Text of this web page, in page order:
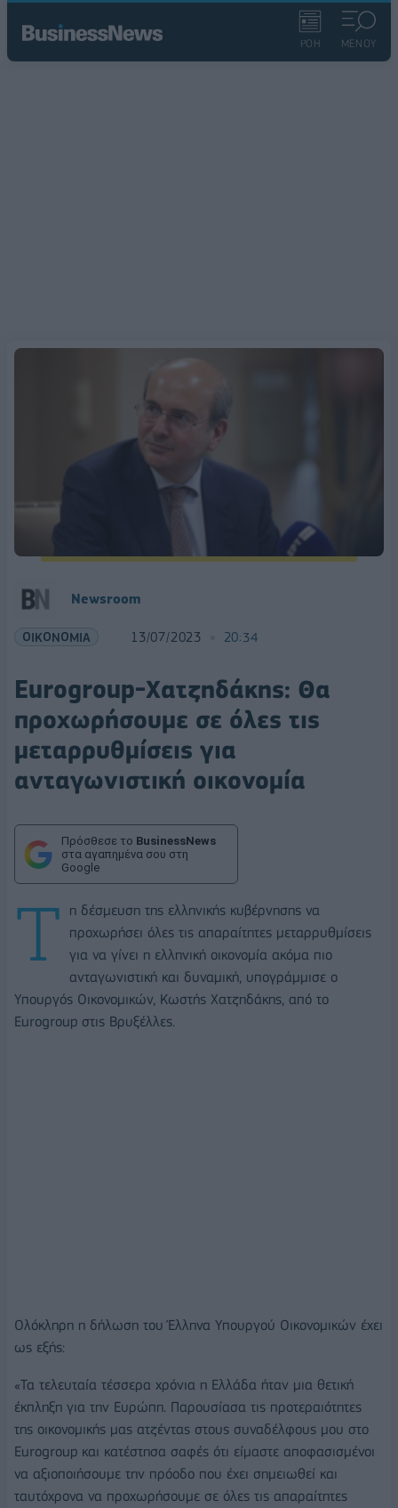
ΡΟΗ ΜΕΝΟΥ
Newsroom
ΟΙΚΟΝΟΜΙΑ 13/07/2023 20:34
Eurogroup-Χατζηδάκης: Θα
προχωρήσουμε σε όλες τις
μεταρρυθμίσεις για
ανταγωνιστική οικονομία
Πρόσθεσε το BusinessNews
στα αγαπημένα σου στη
Google
Τ
η δέσμευση της ελληνικής κυβέρνησης να
προχωρήσει όλες τις απαραίτητες μεταρρυθμίσεις
για να γίνει η ελληνική οικονομία ακόμα πιο
ανταγωνιστική και δυναμική, υπογράμμισε ο
Υπουργός Οικονομικών, Κωστής Χατζηδάκης, από το
Eurogroup στις Βρυξέλλες.
Ολόκληρη η δήλωση του Έλληνα Υπουργού Οικονομικών έχει
ως εξής:
«Τα τελευταία τέσσερα χρόνια η Ελλάδα ήταν μια θετική
έκπληξη για την Ευρώπη. Παρουσίασα τις προτεραιότητες
της οικονομικής μας ατζέντας στους συναδέλφους μου στο
Eurogroup και κατέστησα σαφές ότι είμαστε αποφασισμένοι
να αξιοποιήσουμε την πρόοδο που έχει σημειωθεί και
ταυτόχρονα να προχωρήσουμε σε όλες τις απαραίτητες